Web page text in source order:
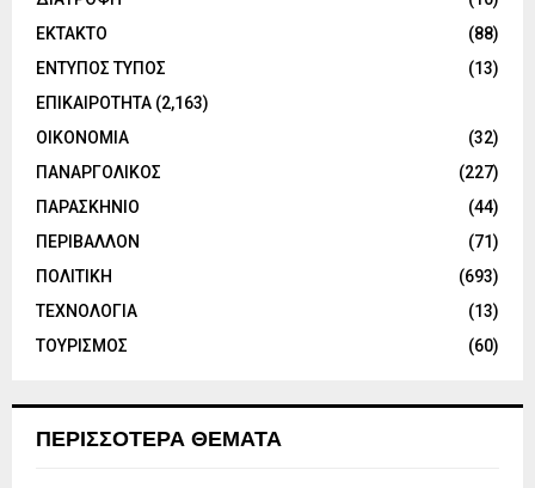
ΕΚΤΑΚΤΟ
(88)
ΕΝΤΥΠΟΣ ΤΥΠΟΣ
(13)
ΕΠΙΚΑΙΡΟΤΗΤΑ (2,163)
ΟΙΚΟΝΟΜΙΑ
(32)
ΠΑΝΑΡΓΟΛΙΚΟΣ
(227)
ΠΑΡΑΣΚΗΝΙΟ
(44)
ΠΕΡΙΒΑΛΛΟΝ
(71)
ΠΟΛΙΤΙΚΗ
(693)
ΤΕΧΝΟΛΟΓΙΑ
(13)
ΤΟΥΡΙΣΜΟΣ
(60)
ΠΕΡΙΣΣΟΤΕΡΑ ΘΕΜΑΤΑ